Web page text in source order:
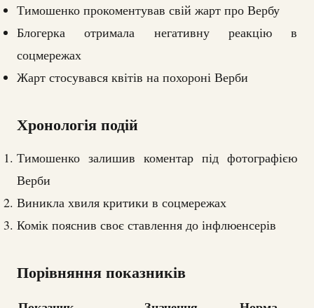
Тимошенко прокоментував свій жарт про Вербу
Блогерка отримала негативну реакцію в
соцмережах
Жарт стосувався квітів на похороні Верби
Хронологія подій
Тимошенко залишив коментар під фотографією
Верби
Виникла хвиля критики в соцмережах
Комік пояснив своє ставлення до інфлюенсерів
Порівняння показників